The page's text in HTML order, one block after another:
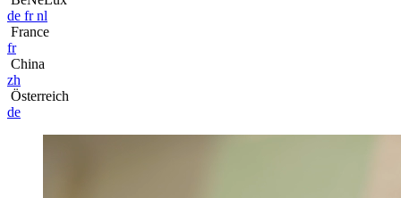
de frnl
France
fr
China
zh
Österreich
de